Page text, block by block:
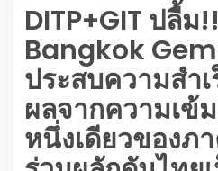
DITP+GIT ปลื้ม
Bangkok
ประสบความสำ
ผลจากความเข้
หนึ่งเดียวของภ